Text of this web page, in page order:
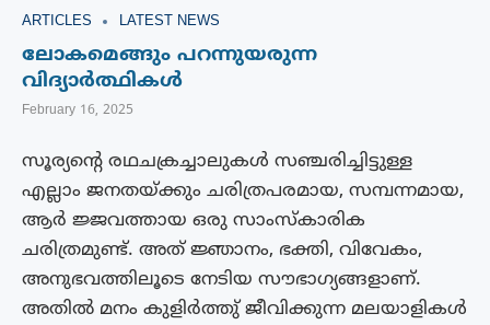
ARTICLES LATEST NEWS
ലോകമെങ്ങും പറന്നുയരുന്ന
വിദ്യാർത്ഥികൾ
February 16, 2025
സൂര്യന്റെ രഥചക്രച്ചാലുകൾ സഞ്ചരിച്ചിട്ടുള്ള
എല്ലാം ജനതയ്ക്കും ചരിത്രപരമായ, സമ്പന്നമായ,
ആർ ജ്ജവത്തായ ഒരു സാംസ്‌കാരിക
ചരിത്രമുണ്ട്. അത് ജ്ഞാനം, ഭക്തി, വിവേകം,
അനുഭവത്തിലൂടെ നേടിയ സൗഭാഗ്യങ്ങളാണ്.
അതിൽ മനം കുളിർത്തു് ജീവിക്കുന്ന മലയാളികൾ